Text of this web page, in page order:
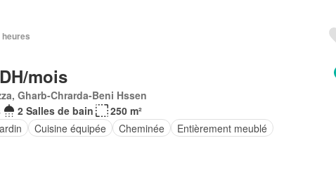
heures
mois
Gharb-Chrarda-Beni Hssen
2 Salles de bain
250 m²
Cuisine équipée Cheminée Entièrement meublé